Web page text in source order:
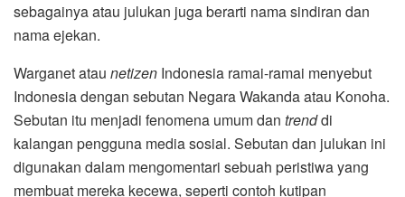
sebagainya atau julukan juga berarti nama sindiran dan
nama ejekan.
Warganet atau netizen Indonesia ramai-ramai menyebut
Indonesia dengan sebutan Negara Wakanda atau Konoha.
Sebutan itu menjadi fenomena umum dan trenddi
kalangan pengguna media sosial. Sebutan dan julukan ini
digunakan dalam mengomentari sebuah peristiwa yang
membuat mereka kecewa, seperti contoh kutipan